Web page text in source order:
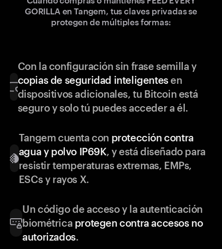
GORILLA en Tangem, tus claves privadas se
protegen de múltiples formas:
Con la configuración sin frase semilla y
copias de seguridad inteligentesen
dispositivos adicionales, tu Bitcoin está
seguro y solo tú puedes acceder a él.
Tangem cuenta con protección contra
agua y polvo IP69K, y está diseñado para
resistir temperaturas extremas, EMPs,
ESCs y rayos X.
Un código de acceso y la autenticación
biométrica protegen contra accesos no
autorizados.